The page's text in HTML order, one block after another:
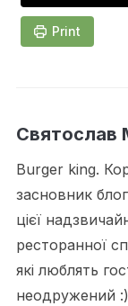
Print
Святослав
Burger king.
засновник
цієї
ресторанної
які люблять
неодружений